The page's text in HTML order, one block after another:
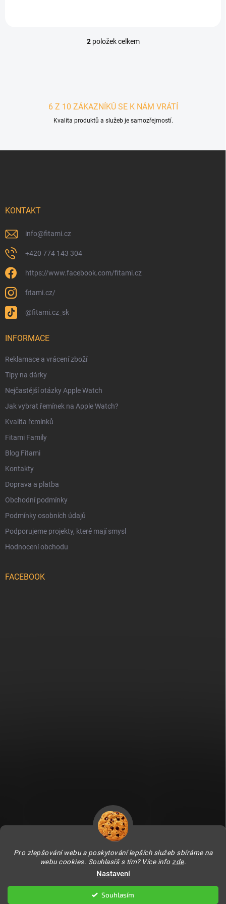
Pro zlepšování webu a poskytování lepších služeb sbíráme na
webu cookies. Souhlasíš s tím? Více info zde.
Nastavení
Souhlasím
Ovládací prvky výpisu
2položek celkem
6 Z 10 ZÁKAZNÍKŮ SE K NÁM VRÁTÍ
Kvalita produktů a služeb je samozřejmostí.
KONTAKT
info@fitami.cz
+420 774 143 304
https://www.facebook.com/fitami.cz
fitami.cz/
@fitami.cz_sk
INFORMACE
Reklamace a vrácení zboží
Tipy na dárky
Nejčastější otázky Apple Watch
Jak vybrat řemínek na Apple Watch?
Kvalita řemínků
Fitami Family
Blog Fitami
Kontakty
Doprava a platba
Obchodní podmínky
Podmínky osobních údajů
Podporujeme projekty, které mají smysl
Hodnocení obchodu
FACEBOOK
Fitami.sk Fitami.hu
. Všechna práva vyhrazena.
cookies